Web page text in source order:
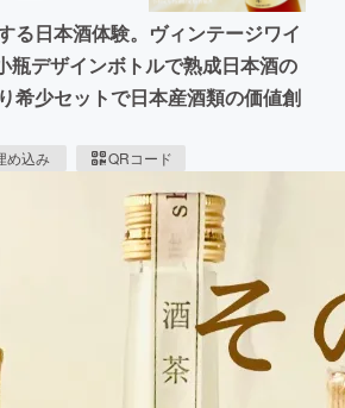
る日本酒体験。ヴィンテージワイ
瓶デザインボトルで熟成日本酒の
希少セットで日本産酒類の価値創
め込み QRコード